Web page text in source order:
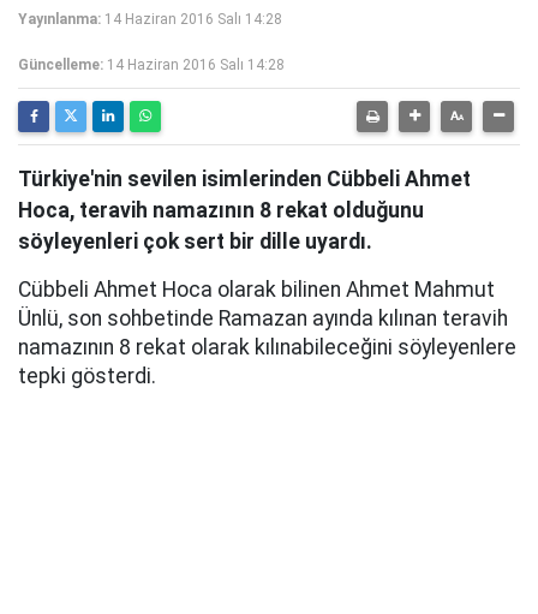
Yayınlanma: 14 Haziran 2016 Salı 14:28
Güncelleme: 14 Haziran 2016 Salı 14:28
Türkiye'nin sevilen isimlerinden Cübbeli Ahmet
Hoca, teravih namazının 8 rekat olduğunu
söyleyenleri çok sert bir dille uyardı.
Cübbeli Ahmet Hoca olarak bilinen Ahmet Mahmut
Ünlü, son sohbetinde Ramazan ayında kılınan teravih
namazının 8 rekat olarak kılınabileceğini söyleyenlere
tepki gösterdi.